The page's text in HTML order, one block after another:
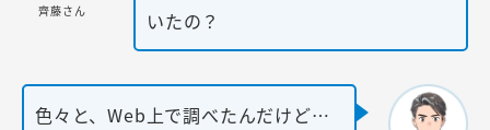
齊藤さん
いたの？
色々と、Web上で調べたんだけど…